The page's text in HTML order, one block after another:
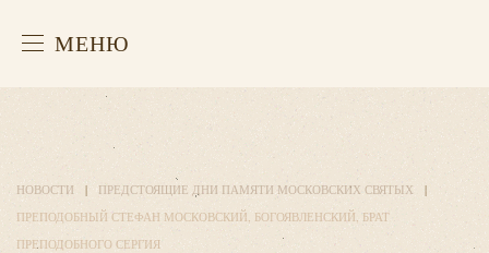
МЕНЮ
НОВОСТИ
ПРЕДСТОЯЩИЕ ДНИ ПАМЯТИ МОСКОВСКИХ СВЯТЫХ
ПРЕПОДОБНЫЙ СТЕФАН МОСКОВСКИЙ, БОГОЯВЛЕНСКИЙ, БРАТ
ПРЕПОДОБНОГО СЕРГИЯ